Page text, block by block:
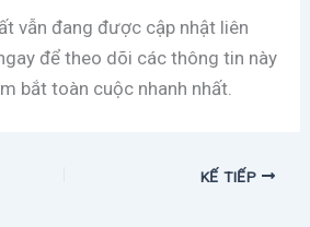
vẫn đang được cập nhật liên
để theo dõi các thông tin này
bắt toàn cuộc nhanh nhất.
KẾ TIẾP